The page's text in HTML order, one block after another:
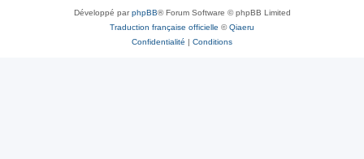
Développé parphpBB® Forum Software © phpBB Limited
Traduction française officielle ©Qiaeru
Confidentialité | Conditions